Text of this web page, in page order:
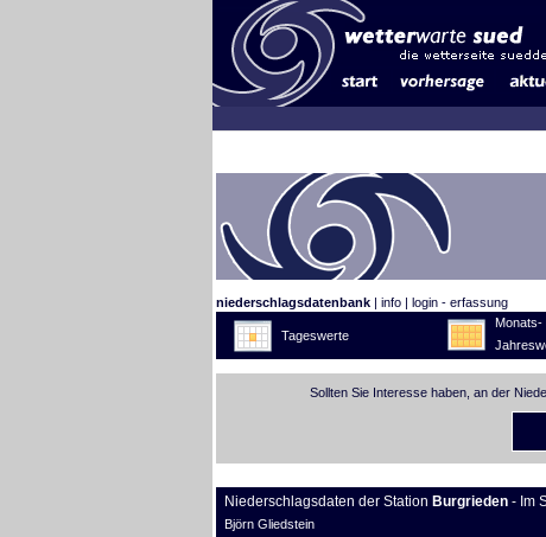
niederschlagsdatenbank| info| login - erfassung
Tageswerte
Monats-
Sollten Sie Interesse haben, an der
Niederschlagsdaten der Station Burgrieden- Im
Björn Gliedstein